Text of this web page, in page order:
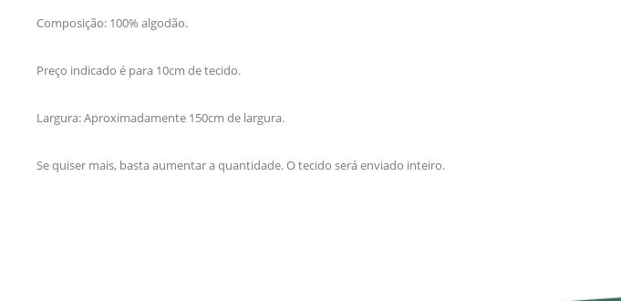
Composição: 100% algodão.
Preço indicado é para 10cm de tecido.
Largura: Aproximadamente 150cm de largura.
Se quiser mais, basta aumentar a quantidade. O tecido será enviado inteiro.